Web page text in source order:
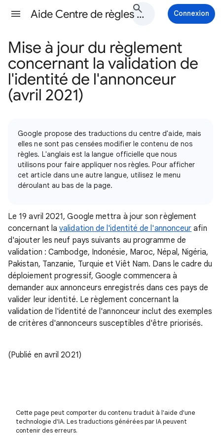
Aide Centre de règles Google Ads Connexion
Mise à jour du règlement
concernant la validation de
l'identité de l'annonceur
(avril 2021)
Google propose des traductions du centre d'aide, mais
elles ne sont pas censées modifier le contenu de nos
règles. L'anglais est la langue officielle que nous
utilisons pour faire appliquer nos règles. Pour afficher
cet article dans une autre langue, utilisez le menu
déroulant au bas de la page.
Le 19 avril 2021, Google mettra à jour son règlement
concernant lavalidation de l'identité de l'annonceur afin
d'ajouter les neuf pays suivants au programme de
validation : Cambodge, Indonésie, Maroc, Népal, Nigéria,
Pakistan, Tanzanie, Turquie et Viêt Nam. Dans le cadre du
déploiement progressif, Google commencera à
demander aux annonceurs enregistrés dans ces pays de
valider leur identité. Le règlement concernant la
validation de l'identité de l'annonceur inclut des exemples
de critères d'annonceurs susceptibles d'être priorisés.
(Publié en avril 2021)
Cette page peut comporter du contenu traduit à l'aide d'une
technologie d'IA. Les traductions générées par IA peuvent
contenir des erreurs.